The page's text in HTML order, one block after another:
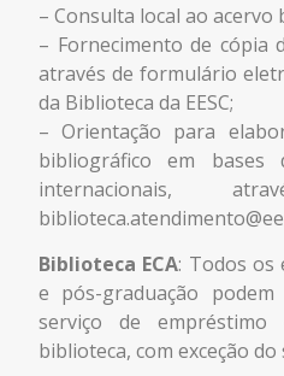
– Consulta local ao acervo
– Fornecimento de cópia
através de formulário
da Biblioteca da EESC;
– Orientação para
bibliográfico em bases
internacionais,
Biblioteca ECA: Todos os
e pós-graduação
serviço de
biblioteca, com exceção do